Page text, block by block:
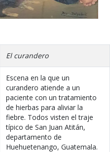
El curandero
Escena en la que un
curandero atiende a un
paciente con un tratamiento
de hierbas para aliviar la
fiebre. Todos visten el traje
típico de San Juan Atitán,
departamento de
Huehuetenango, Guatemala.